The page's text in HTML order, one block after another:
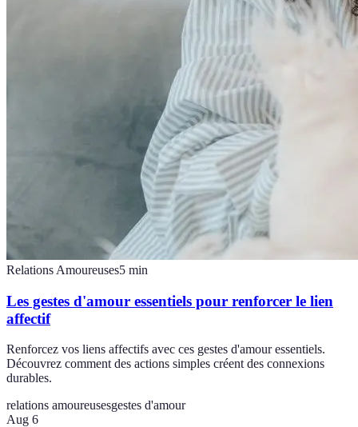
Relations Amoureuses5 min
Les gestes d'amour essentiels pour renforcer le lien
affectif
Renforcez vos liens affectifs avec ces gestes d'amour essentiels.
Découvrez comment des actions simples créent des connexions
durables.
relations amoureusesgestes d'amour
Aug 6